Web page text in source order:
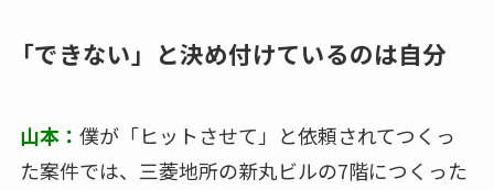
「できない」と決め付けているのは自分
山本： 僕が「ヒットさせて」と依頼されてつくっ
た案件では、三菱地所の新丸ビルの7階につくった